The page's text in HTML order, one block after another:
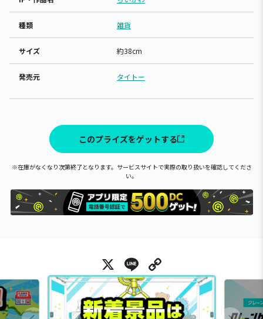
種類 雑貨
サイズ 約38cm
発売元 タイトー
このプライズをゲットする
※在庫がなくなり次第終了となります。サービスサイトで実際の取り扱いを確認してくださ
い。
X Line